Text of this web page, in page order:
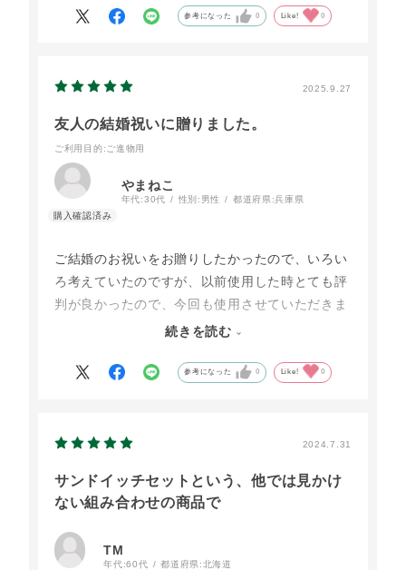
す。他のボクたちの食パンも味わってみたいなぁ
色々味わえて、良いセット商品だと思います。
参考になった 0 Like! 0
2025.9.27
友人の結婚祝いに贈りました。
ご利用目的 :ご進物用
やまねこ
年代:30代 性別: 男性 都道府県:兵庫県
ご結婚のお祝いをお贈りしたかったので、いろい
ろ考えていたのですが、以前使用した時とても評
判が良かったので、今回も使用させていただきま
した。食べることがお好きなお二人だったので、
事をいただきました＾＾ おススメです！
続きを読む
参考になった 0 Like! 0
2024.7.31
サンドイッチセットという、他では見かけ
ない組み合わせの商品で
TM
年代:60代 都道府県:北海道